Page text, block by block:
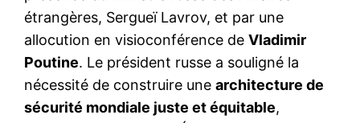
étrangères, Sergueï Lavrov, et par une
allocution en visioconférence de Vladimir
Poutine. Le président russe a souligné la
nécessité de construire une architecture de
sécurité mondiale juste et équitable,